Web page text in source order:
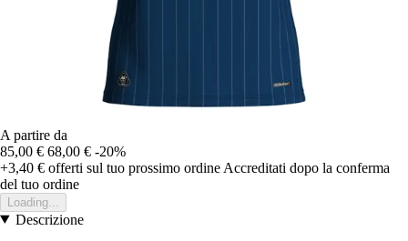
A partire da
85,00 € 68,00 € -20%
+3,40 € offerti sul tuo prossimo ordine Accreditati dopo la conferma
del tuo ordine
Loading...
Descrizione